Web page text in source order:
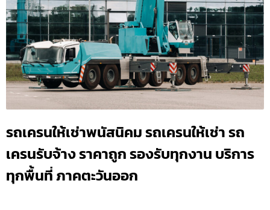
รถเครนให้เช่าพนัสนิคม รถเครนให้เช่า รถ
เครนรับจ้าง ราคาถูก รองรับทุกงาน บริการ
ทุกพื้นที่ ภาคตะวันออก